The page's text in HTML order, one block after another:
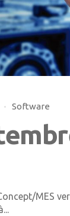
Software
MES